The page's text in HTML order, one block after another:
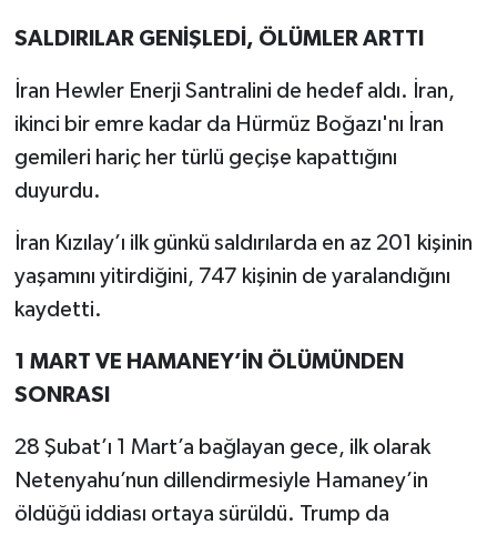
SALDIRILAR GENİŞLEDİ, ÖLÜMLER ARTTI
İran Hewler Enerji Santralini de hedef aldı. İran,
ikinci bir emre kadar da Hürmüz Boğazı'nı İran
gemileri hariç her türlü geçişe kapattığını
duyurdu.
İran Kızılay’ı ilk günkü saldırılarda en az 201 kişinin
yaşamını yitirdiğini, 747 kişinin de yaralandığını
kaydetti.
1 MART VE HAMANEY’İN ÖLÜMÜNDEN
SONRASI
28 Şubat’ı 1 Mart’a bağlayan gece, ilk olarak
Netenyahu’nun dillendirmesiyle Hamaney’in
öldüğü iddiası ortaya sürüldü. Trump da